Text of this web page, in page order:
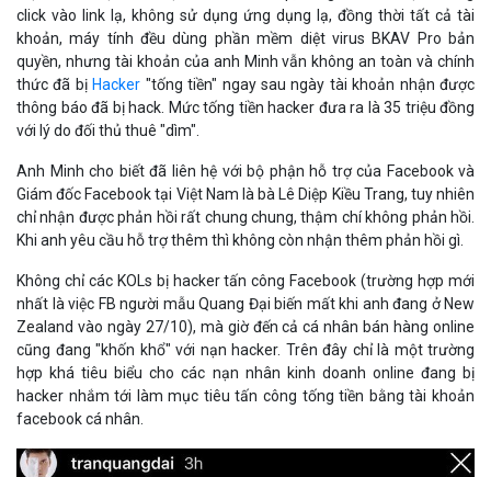
Không chỉ các KOLs bị hacker tấn công Facebook (trường hợp mới
nhất là việc FB người mẫu Quang Đại biến mất khi anh đang ở New
Zealand vào ngày 27/10), mà giờ đến cả cá nhân bán hàng online
cũng đang "khốn khổ" với nạn hacker. Trên đây chỉ là một trường
hợp khá tiêu biểu cho các nạn nhân kinh doanh online đang bị
hacker nhắm tới làm mục tiêu tấn công tống tiền bằng tài khoản
facebook cá nhân.